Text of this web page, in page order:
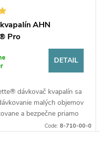
AHN
Pro
DETAIL
dávkovač kvapalín sa
malých objemov
a bezpečne priamo
fliaš. Vďaka vysoko
Code:8-710-00-0